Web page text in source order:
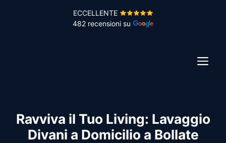
ECCELLENTE
482 recensioni su
Ravviva il Tuo Living: Lavaggio
Divani a Domicilio a Bollate